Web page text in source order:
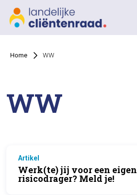
Home WW
WW
Artikel
Werk(te) jij voor een eigen
risicodrager? Meld je!